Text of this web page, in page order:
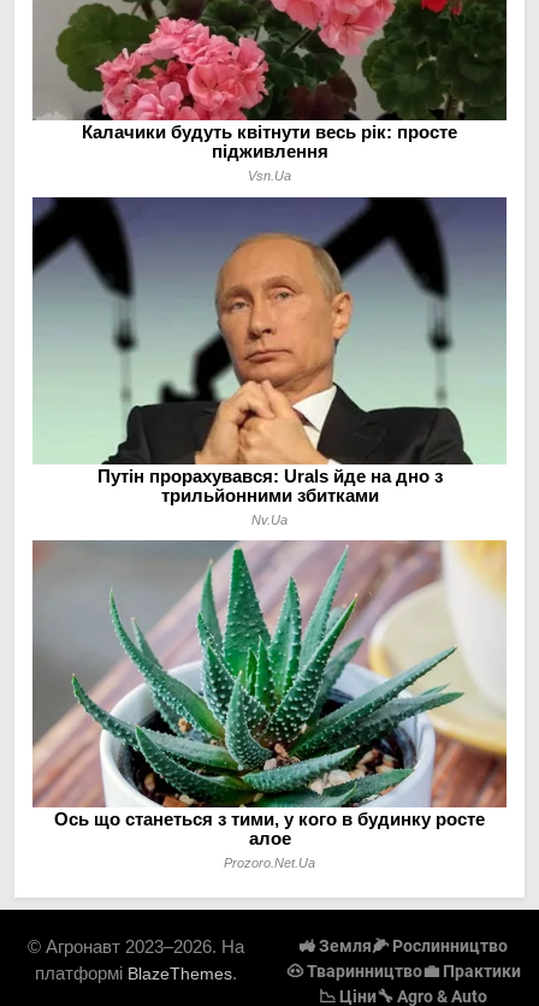
© Агронавт 2023–2026. На
платформі BlazeThemes.
🚜 Земля🌽 Рослинництво
🐽 Тваринництво💼 Практики
📉 Ціни🔧 Agro & Auto